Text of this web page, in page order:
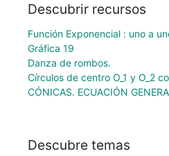
Descubrir recursos
Función Exponencial : uno a
Gráfica 19
Danza de rombos.
Círculos de centro O_1 y O_2
CÓNICAS. ECUACIÓN
Descubre temas